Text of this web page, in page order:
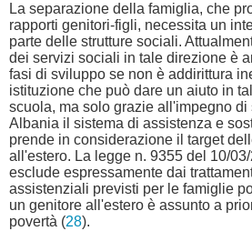
La separazione della famiglia, che
rapporti genitori-figli, necessita un
parte delle strutture sociali.
dei servizi sociali in tale direzione è
fasi di sviluppo se non è addirittura
istituzione che può dare un aiuto in
scuola, ma solo grazie all'impegno
Albania il sistema di assistenza e
prende in considerazione il target
all'estero. La legge n. 9355 del 10/
esclude espressamente dai
assistenziali previsti per le famiglie
un genitore all'estero è assunto a
povertà (28).